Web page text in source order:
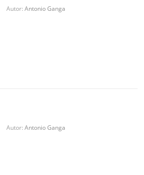
Autor:Antonio Ganga
Autor:Antonio Ganga